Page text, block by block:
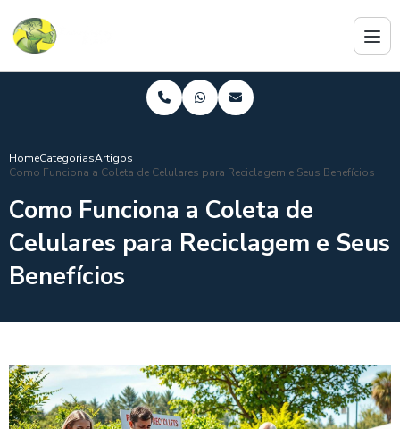
HomeCategoriasArtigos
Como Funciona a Coleta de Celulares para Reciclagem e Seus Benefícios
Como Funciona a Coleta de
Celulares para Reciclagem e Seus
Benefícios